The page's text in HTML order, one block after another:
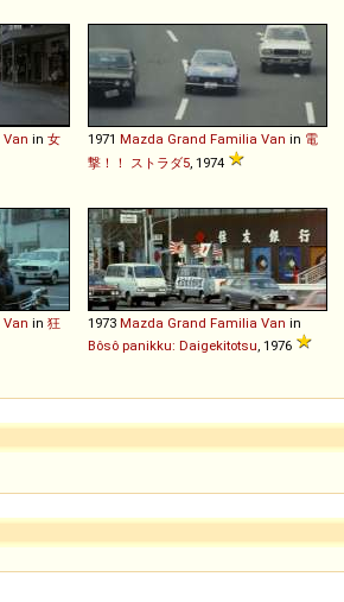
Van in 女
1971 Mazda Grand Familia Van in 電
撃！！ ストラダ5 , 1974
Van in 狂
1973 Mazda Grand Familia Van in
Bôsô panikku: Daigekitotsu , 1976